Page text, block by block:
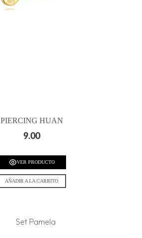
PIERCING HUAN
9.00
VER PRODUCTO
AÑADIR A LA CARRITO